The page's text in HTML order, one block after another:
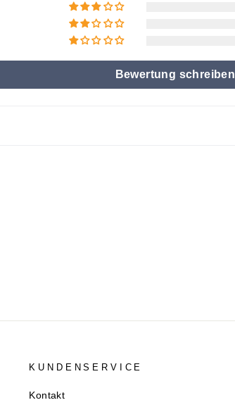
Bewertung schreiben
KUNDENSERVICE
Kontakt